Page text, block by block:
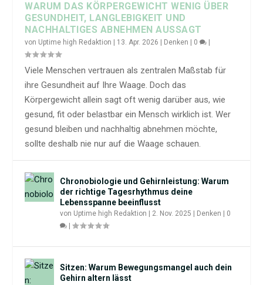
WARUM DAS KÖRPERGEWICHT WENIG ÜBER
GESUNDHEIT, LANGLEBIGKEIT UND
NACHHALTIGES ABNEHMEN AUSSAGT
von Uptime high Redaktion 13. Apr. 2026 Denken 0
Viele Menschen vertrauen als zentralen Maßstab für
ihre Gesundheit auf Ihre Waage. Doch das
Körpergewicht allein sagt oft wenig darüber aus, wie
gesund, fit oder belastbar ein Mensch wirklich ist. Wer
gesund bleiben und nachhaltig abnehmen möchte,
sollte deshalb nie nur auf die Waage schauen.
Chronobiologie und Gehirnleistung: Warum
der richtige Tagesrhythmus deine
Lebensspanne beeinflusst
von Uptime high Redaktion 2. Nov. 2025 Denken
0
|
Sitzen: Warum Bewegungsmangel auch dein
Gehirn altern lässt